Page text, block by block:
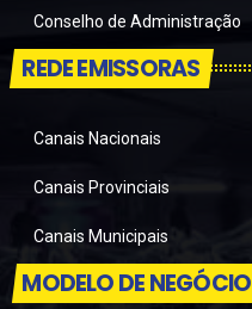
Conselho de Administração
REDE EMISSORAS
Canais Nacionais
Canais Provinciais
Canais Municipais
MODELO DE NEGÓCIO